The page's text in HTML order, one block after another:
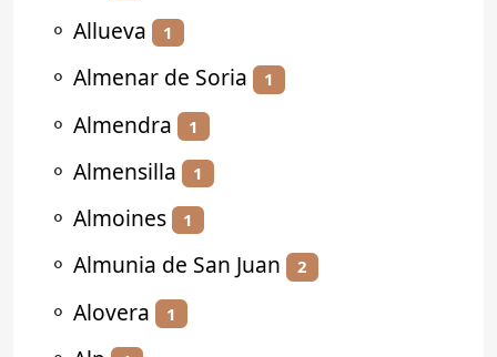
⚬ Allueva 1
⚬ Almenar de Soria 1
⚬ Almendra 1
⚬ Almensilla 1
⚬ Almoines 1
⚬ Almunia de San Juan 2
⚬ Alovera 1